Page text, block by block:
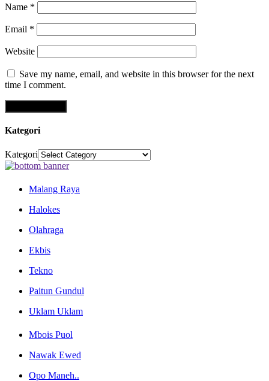
Name *
Email *
Website
Save my name, email, and website in this browser for the next
time I comment.
Kategori
Kategori
Malang Raya
Halokes
Olahraga
Ekbis
Tekno
Paitun Gundul
Uklam Uklam
Mbois Puol
Nawak Ewed
Opo Maneh..